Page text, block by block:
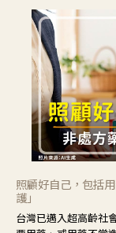
照顧好自己，包括
護」
台灣已邁入超高齡社